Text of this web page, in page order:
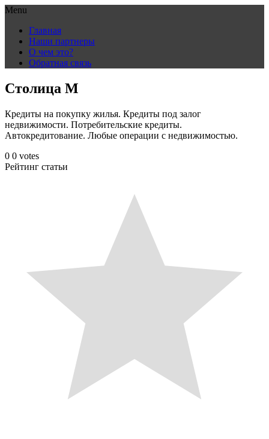
Menu
content
Главная
Наши партнеры
О чем это?
Обратная связь
Столица М
Кредиты на покупку жилья. Кредиты под залог
недвижимости. Потребительские кредиты.
Автокредитование. Любые операции с недвижимостью.
0 0 votes
Рейтинг статьи